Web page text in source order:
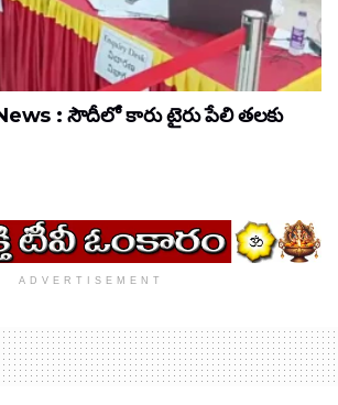
: సౌదీలో కారు టైరు పేలి తలకు
ADVERTISEMENT